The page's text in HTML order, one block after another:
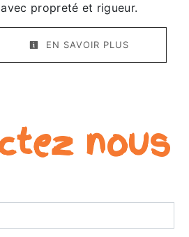
propreté et rigueur.
EN SAVOIR PLUS
nous